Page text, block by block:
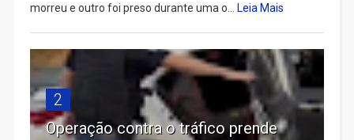
morreu e outro foi preso durante uma o... Leia Mais
2
Operação contra o tráfico prende